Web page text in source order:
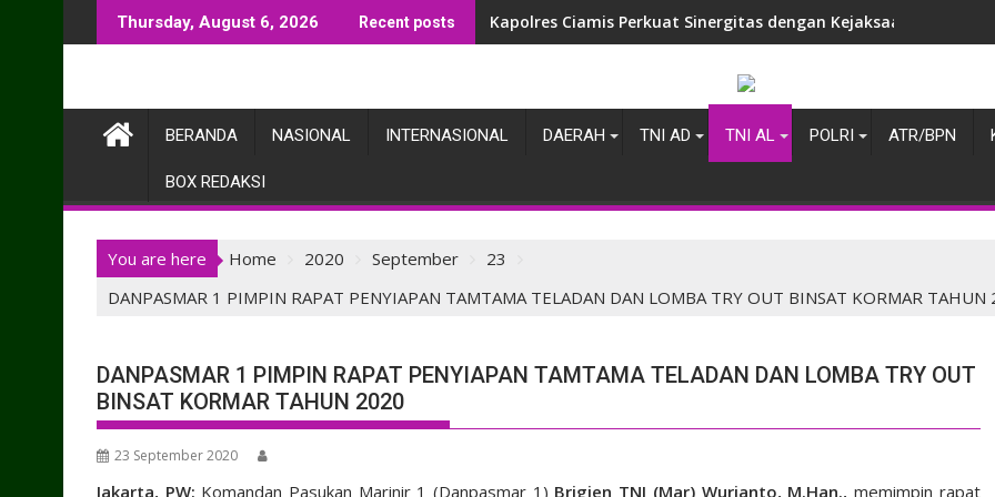
to
Thursday, August 6, 2026 Recent posts Kapolres Ciamis Perkuat Sinergitas dengan Kejaksaan Negeri,
Awali Tugas di Ciamis, AKBP Eko Iskandar Sambangi Kantor IPJI
BERANDA NASIONAL INTERNASIONAL DAERAH TNI AD TNI AL POLRI ATR/BPN
BOX REDAKSI
You are here Home 2020 September
23
DANPASMAR 1 PIMPIN RAPAT PENYIAPAN TAMTAMA TELADAN DAN LOMBA TRY OUT BINSAT KORMAR TAHUN
DANPASMAR 1 PIMPIN RAPAT PENYIAPAN TAMTAMA TELADAN DAN LOMBA TRY OUT
BINSAT KORMAR TAHUN 2020
23 September 2020
Jakarta, PW: Komandan Pasukan Marinir 1 (Danpasmar 1) Brigjen TNI (Mar) Wurjanto, M.Han., memimpin rapat